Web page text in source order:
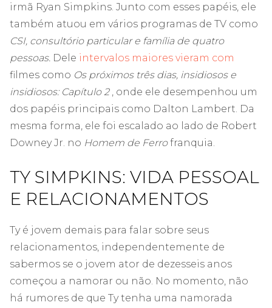
irmã Ryan Simpkins. Junto com esses papéis, ele
também atuou em vários programas de TV como
CSI, consultório particular e família de quatro
pessoas. Dele intervalos maiores vieram com
filmes como Os próximos três dias, insidiosos e
insidiosos: Capítulo 2, onde ele desempenhou um
dos papéis principais como Dalton Lambert. Da
mesma forma, ele foi escalado ao lado de Robert
Downey Jr. no Homem de Ferrofranquia.
TY SIMPKINS: VIDA PESSOAL
E RELACIONAMENTOS
Ty é jovem demais para falar sobre seus
relacionamentos, independentemente de
sabermos se o jovem ator de dezesseis anos
começou a namorar ou não. No momento, não
há rumores de que Ty tenha uma namorada